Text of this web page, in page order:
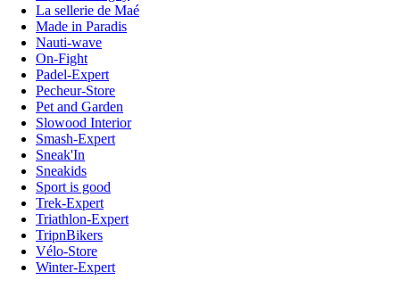
La sellerie de Maé
Made in Paradis
Nauti-wave
On-Fight
Padel-Expert
Pecheur-Store
Pet and Garden
Slowood Interior
Smash-Expert
Sneak'In
Sneakids
Sport is good
Trek-Expert
Triathlon-Expert
TripnBikers
Vélo-Store
Winter-Expert